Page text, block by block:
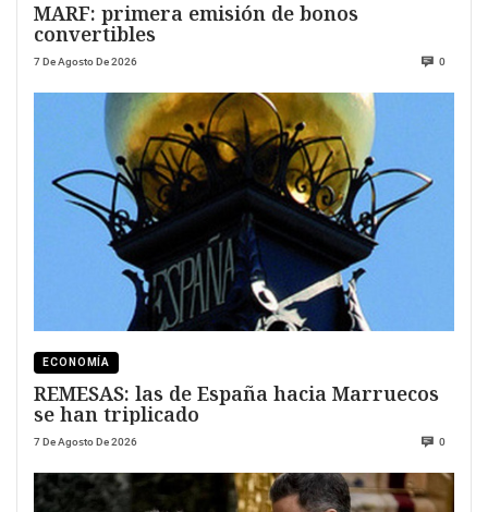
MARF: primera emisión de bonos
convertibles
7 De Agosto De 2026 0
ECONOMÍA
REMESAS: las de España hacia Marruecos
se han triplicado
7 De Agosto De 2026 0